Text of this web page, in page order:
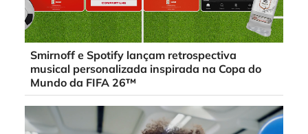
Smirnoff e Spotify lançam retrospectiva
musical personalizada inspirada na Copa do
Mundo da FIFA 26™